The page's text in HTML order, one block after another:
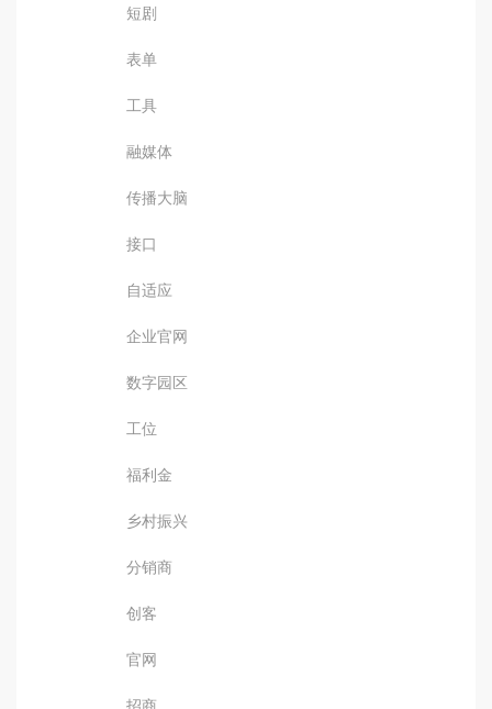
短剧
表单
工具
融媒体
传播大脑
接口
自适应
企业官网
数字园区
工位
福利金
乡村振兴
分销商
创客
官网
招商